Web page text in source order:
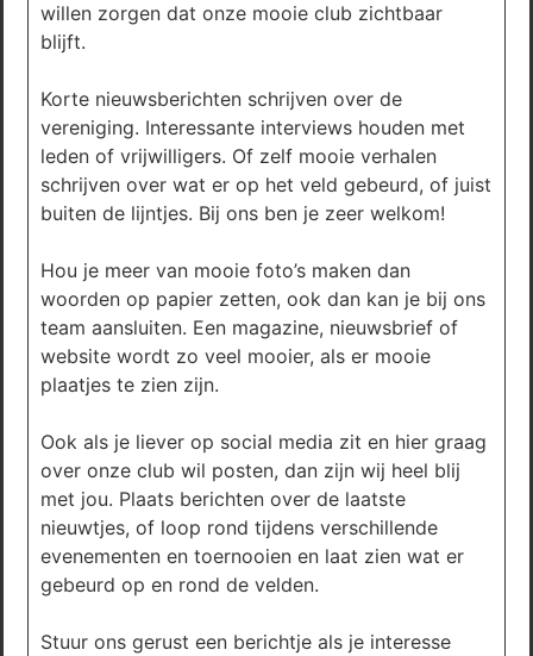
willen zorgen dat onze mooie club zichtbaar
blijft.
Korte nieuwsberichten schrijven over de
vereniging. Interessante interviews houden met
leden of vrijwilligers. Of zelf mooie verhalen
schrijven over wat er op het veld gebeurd, of juist
buiten de lijntjes. Bij ons ben je zeer welkom!
Hou je meer van mooie foto’s maken dan
woorden op papier zetten, ook dan kan je bij ons
team aansluiten. Een magazine, nieuwsbrief of
website wordt zo veel mooier, als er mooie
plaatjes te zien zijn.
Ook als je liever op social media zit en hier graag
over onze club wil posten, dan zijn wij heel blij
met jou. Plaats berichten over de laatste
nieuwtjes, of loop rond tijdens verschillende
evenementen en toernooien en laat zien wat er
gebeurd op en rond de velden.
Stuur ons gerust een berichtje als je interesse